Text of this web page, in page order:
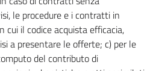
le procedure e i contratti in
cui il codice acquista efficacia,
a presentare le offerte; c) per le
del contributo di